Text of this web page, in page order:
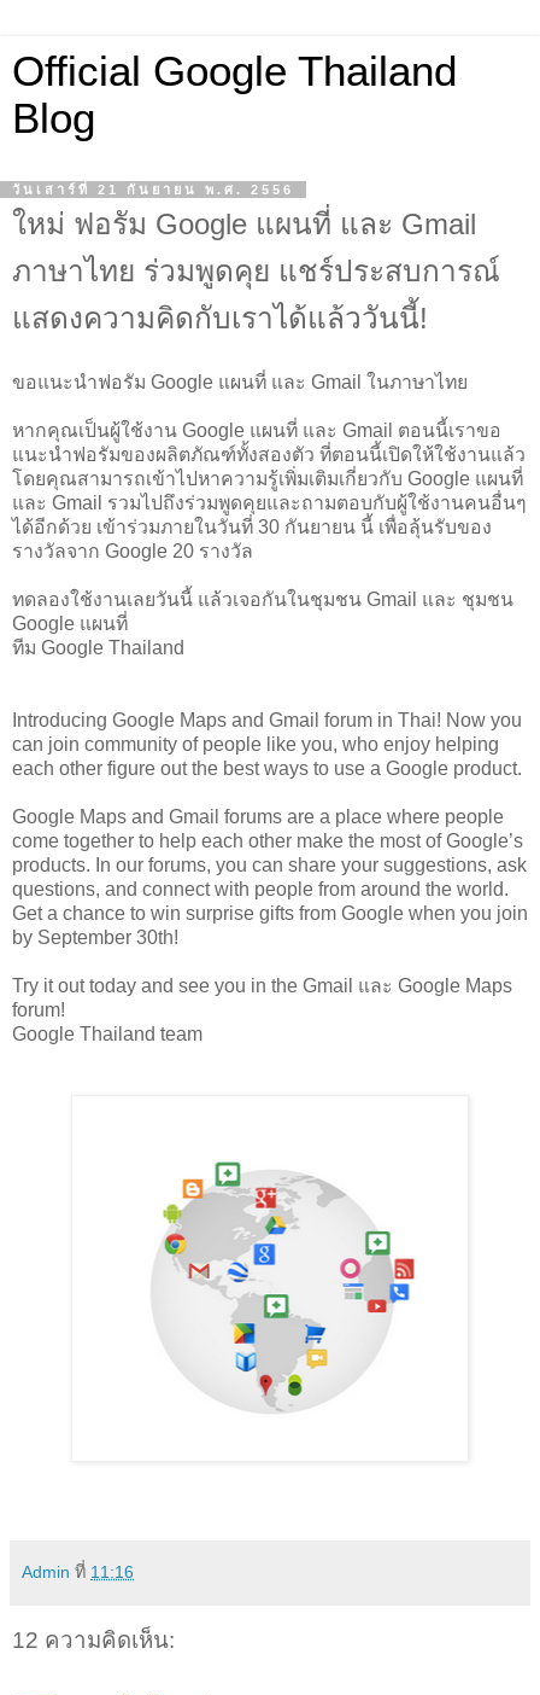
Official Google Thailand
Blog
วันเสาร์ที่ 21 กันยายน พ.ศ. 2556
ใหม่ ฟอรัม Google แผนที่ และ Gmail
ภาษาไทย ร่วมพูดคุย แชร์ประสบการณ์
แสดงความคิดกับเราได้แล้ววันนี้!
ขอแนะนำฟอรัม Google แผนที่ และ Gmail ในภาษาไทย
หากคุณเป็นผู้ใช้งาน Google แผนที่ และ Gmail ตอนนี้เราขอ
แนะนำฟอรัมของผลิตภัณฑ์ทั้งสองตัว ที่ตอนนี้เปิดให้ใช้งานแล้ว
โดยคุณสามารถเข้าไปหาความรู้เพิ่มเติมเกี่ยวกับ Google แผนที่
และ Gmail รวมไปถึงร่วมพูดคุยและถามตอบกับผู้ใช้งานคนอื่นๆ
ได้อีกด้วย เข้าร่วมภายในวันที่ 30 กันยายน นี้ เพื่อลุ้นรับของ
รางวัลจาก Google 20 รางวัล
ทดลองใช้งานเลยวันนี้ แล้วเจอกันในชุมชน Gmail และ ชุมชน
Google แผนที่
ทีม Google Thailand
Introducing Google Maps and Gmail forum in Thai! Now you
can join community of people like you, who enjoy helping
each other figure out the best ways to use a Google product.
Google Maps and Gmail forums are a place where people
come together to help each other make the most of Google’s
products. In our forums, you can share your suggestions, ask
questions, and connect with people from around the world.
Get a chance to win surprise gifts from Google when you join
by September 30th!
Try it out today and see you in the Gmail และ Google Maps
forum!
Google Thailand team
Admin ที่ 11:16
12 ความคิดเห็น: